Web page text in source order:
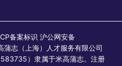
备案标识 沪公网安备
志（上海）人才服务有限公司
）隶属于米高蒲志。注册